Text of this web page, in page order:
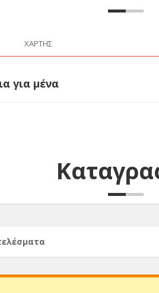
ΧΆΡΤΗΣ
για μένα